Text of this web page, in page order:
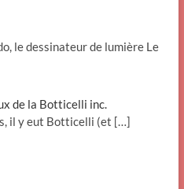
le dessinateur de lumière Le
de la Botticelli inc.
il y eut Botticelli (et […]